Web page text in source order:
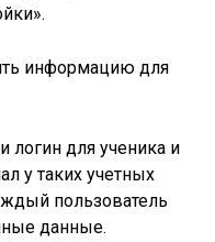
информацию для
логин для ученика и
у таких учетных
пользователь
данные.